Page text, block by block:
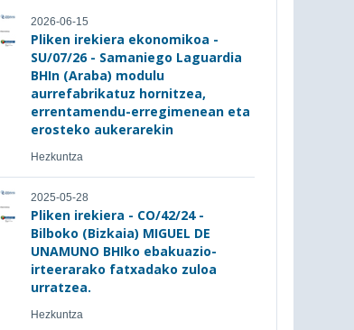
2026-06-15
Pliken irekiera ekonomikoa -
SU/07/26 - Samaniego Laguardia
BHIn (Araba) modulu
aurrefabrikatuz hornitzea,
errentamendu-erregimenean eta
erosteko aukerarekin
Hezkuntza
2025-05-28
Pliken irekiera - CO/42/24 -
Bilboko (Bizkaia) MIGUEL DE
UNAMUNO BHIko ebakuazio-
irteerarako fatxadako zuloa
urratzea.
Hezkuntza